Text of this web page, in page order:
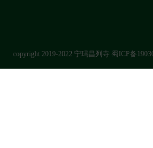
copyright 2019-2022 宁玛昌列寺 蜀ICP备